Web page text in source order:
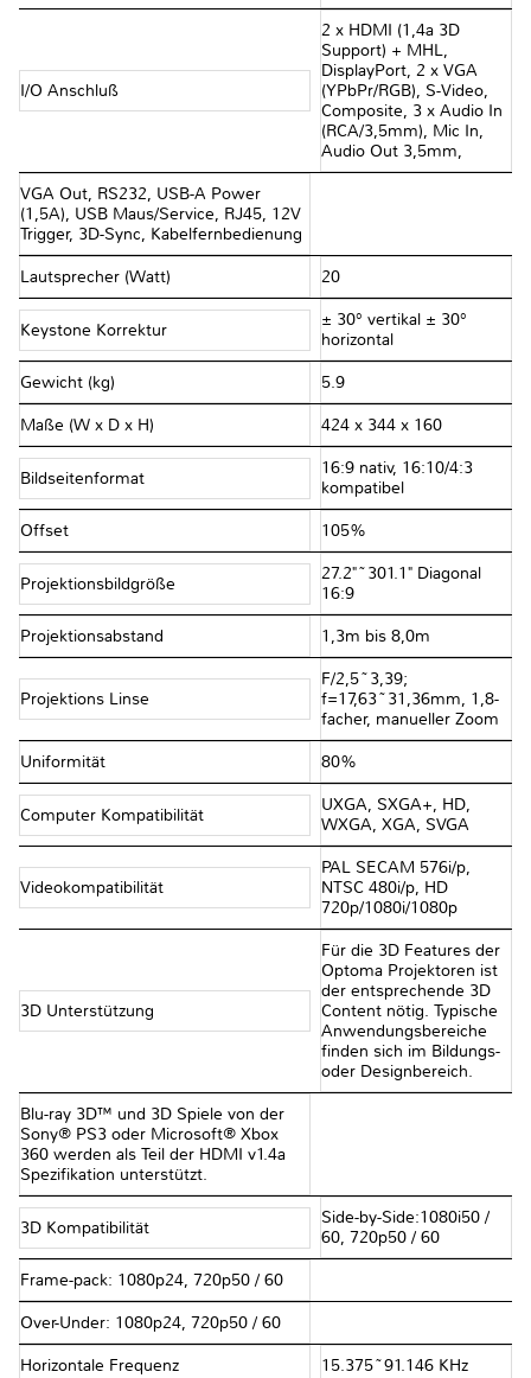
I/O Anschluß
2 x HDMI (1,4a 3D
Support) + MHL,
DisplayPort, 2 x VGA
(YPbPr/RGB), S-Video,
Composite, 3 x Audio In
(RCA/3,5mm), Mic In,
Audio Out 3,5mm,
VGA Out, RS232, USB-A Power
(1,5A), USB Maus/Service, RJ45, 12V
Trigger, 3D-Sync, Kabelfernbedienung
Lautsprecher (Watt) 20
Keystone Korrektur
± 30° vertikal ± 30°
horizontal
Gewicht (kg) 5.9
Maße (W x D x H) 424 x 344 x 160
Bildseitenformat
16:9 nativ, 16:10/4:3
kompatibel
Offset 105%
Projektionsbildgröße
27.2"~301.1" Diagonal
16:9
Projektionsabstand 1,3m bis 8,0m
Projektions Linse
F/2,5~3,39;
f=17,63~31,36mm, 1,8-
facher, manueller Zoom
Uniformität 80%
Computer Kompatibilität
UXGA, SXGA+, HD,
WXGA, XGA, SVGA
Videokompatibilität
PAL SECAM 576i/p,
NTSC 480i/p, HD
720p/1080i/1080p
3D Unterstützung
Für die 3D Features der
Optoma Projektoren ist
der entsprechende 3D
Content nötig. Typische
Anwendungsbereiche
finden sich im Bildungs-
oder Designbereich.
Blu-ray 3D™ und 3D Spiele von der
Sony® PS3 oder Microsoft® Xbox
360 werden als Teil der HDMI v1.4a
Spezifikation unterstützt.
3D Kompatibilität
Side-by-Side:1080i50 /
60, 720p50 / 60
Frame-pack: 1080p24, 720p50 / 60
Over-Under: 1080p24, 720p50 / 60
Horizontale Frequenz 15.375~91.146 KHz